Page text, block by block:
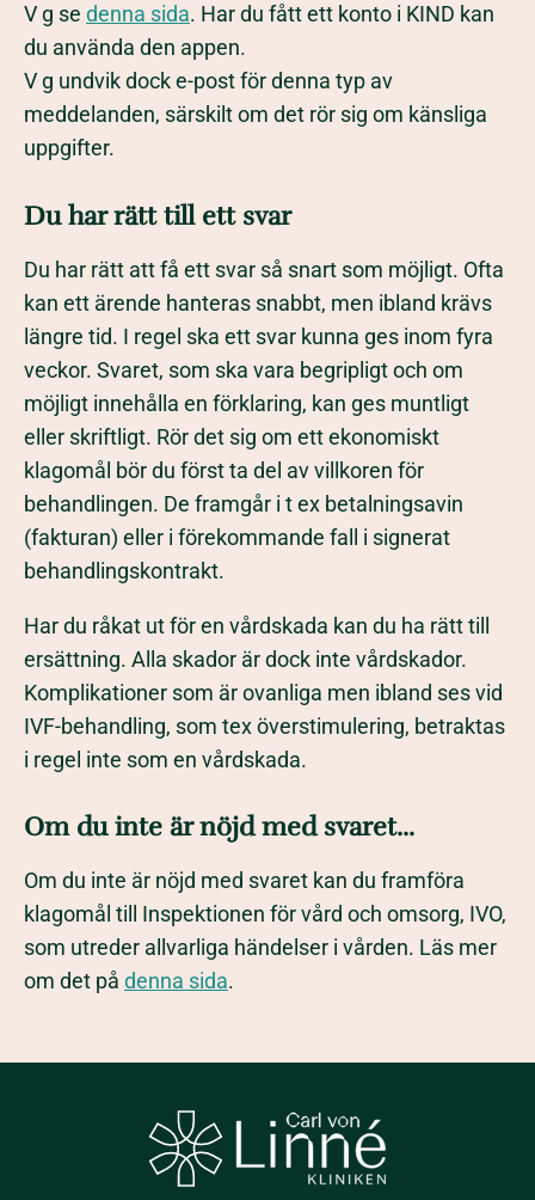
V g se denna sida. Har du fått ett konto i KIND kan
du använda den appen.
V g undvik dock e-post för denna typ av
meddelanden, särskilt om det rör sig om känsliga
uppgifter.
Du har rätt till ett svar
Du har rätt att få ett svar så snart som möjligt. Ofta
kan ett ärende hanteras snabbt, men ibland krävs
längre tid. I regel ska ett svar kunna ges inom fyra
veckor. Svaret, som ska vara begripligt och om
möjligt innehålla en förklaring, kan ges muntligt
eller skriftligt. Rör det sig om ett ekonomiskt
klagomål bör du först ta del av villkoren för
behandlingen. De framgår i t ex betalningsavin
(fakturan) eller i förekommande fall i signerat
behandlingskontrakt.
Har du råkat ut för en vårdskada kan du ha rätt till
ersättning. Alla skador är dock inte vårdskador.
Komplikationer som är ovanliga men ibland ses vid
IVF-behandling, som tex överstimulering, betraktas
i regel inte som en vårdskada.
Om du inte är nöjd med svaret...
Om du inte är nöjd med svaret kan du framföra
klagomål till Inspektionen för vård och omsorg, IVO,
som utreder allvarliga händelser i vården. Läs mer
om det på denna sida.